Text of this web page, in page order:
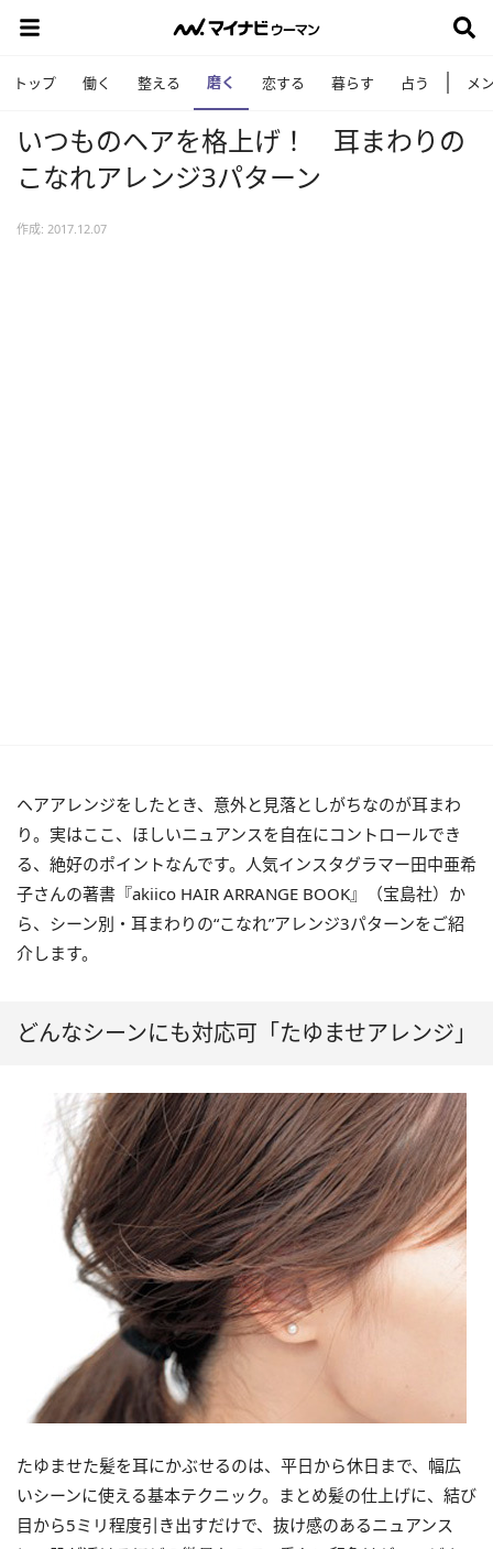
トップ 働く 整える 磨く 恋する 暮らす 占う メ
いつものヘアを格上げ！ 耳まわりの
こなれアレンジ3パターン
作成: 2017.12.07
ヘアアレンジをしたとき、意外と見落としがちなのが耳まわ
り。実はここ、ほしいニュアンスを自在にコントロールでき
る、絶好のポイントなんです。人気インスタグラマー田中亜希
子さんの著書『akiico HAIR ARRANGE BOOK』（宝島社）か
ら、シーン別・耳まわりの“こなれ”アレンジ3パターンをご紹
介します。
どんなシーンにも対応可「たゆませアレンジ」
たゆませた髪を耳にかぶせるのは、平日から休日まで、幅広
いシーンに使える基本テクニック。まとめ髪の仕上げに、結び
目から5ミリ程度引き出すだけで、抜け感のあるニュアンス